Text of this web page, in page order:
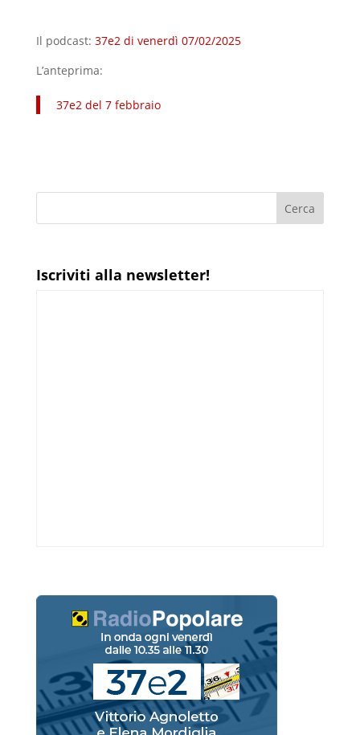
Il podcast: 37e2 di venerdì 07/02/2025
L’anteprima:
37e2 del 7 febbraio
Iscriviti alla newsletter!